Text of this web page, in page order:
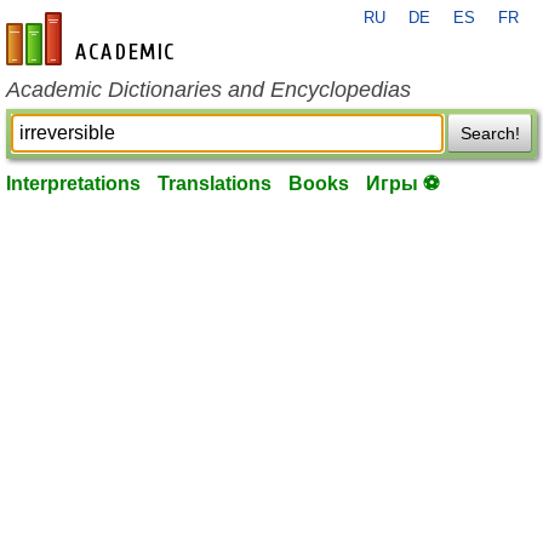
en-academic.com
RU DE ES FR
Academic Dictionaries and Encyclopedias
Search!
Interpretations Translations Books Игры ⚽